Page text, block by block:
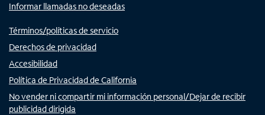
Informar llamadas no deseadas
Términos/políticas de servicio
Derechos de privacidad
Accesibilidad
Política de Privacidad de California
No vender ni compartir mi información personal/Dejar de recibir
publicidad dirigida